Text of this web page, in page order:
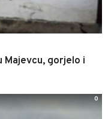
Majevcu, gorjelo i
0